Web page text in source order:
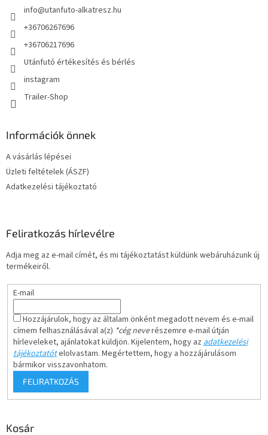
info@utanfuto-alkatresz.hu
+36706267696
+36706217696
Utánfutó értékesítés és bérlés
instagram
Trailer-Shop
Információk önnek
A vásárlás lépései
Üzleti feltételek (ÁSZF)
Adatkezelési tájékoztató
Feliratkozás hírlevélre
Adja meg az e-mail címét, és mi tájékoztatást küldünk webáruházunk új
termékeiről.
E-mail
Hozzájárulok, hogy az általam önként megadott nevem és e-mail
címem felhasználásával a(z) *cég neverészemre e-mail útján
hírleveleket, ajánlatokat küldjön. Kijelentem, hogy azadatkezelési
tájékoztatótelolvastam. Megértettem, hogy a hozzájárulásom
bármikor visszavonhatom.
FELIRATKOZÁS
Kosár